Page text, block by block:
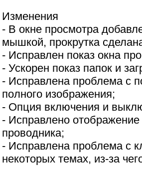
Изменения
- В окне просмотра
мышкой, прокрутка
- Исправлен показ окна
- Ускорен показ папок и
- Исправлена проблема с
полного изображения;
- Опция включения и
- Исправлено
проводника;
- Исправлена проблема с
некоторых темах, из-за